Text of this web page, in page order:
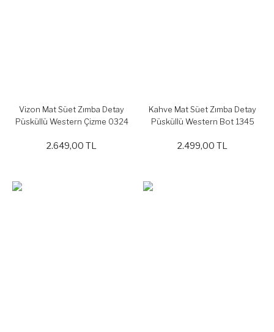
Vizon Mat Süet Zımba Detay
Püsküllü Western Çizme 0324
2.649,00 TL
Kahve Mat Süet Zımba Detay
Püsküllü Western Bot 1345
2.499,00 TL